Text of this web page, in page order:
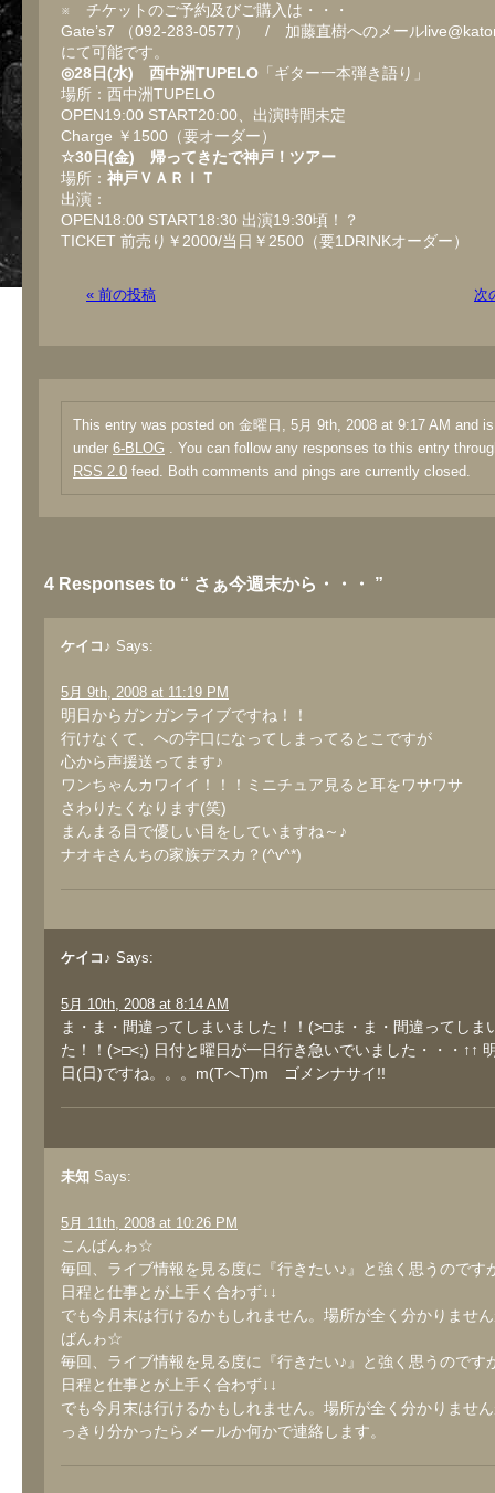
※ チケットのご予約及びご購入は・・・
Gate’s7 （092-283-0577） / 加藤直樹へのメール
にて可能です。
◎28日(水) 西中洲TUPELO 「ギター一本弾き語り」
場所：西中洲TUPELO
OPEN19:00 START20:00、出演時間未定
Charge ￥1500（要オーダー）
☆30日(金) 帰ってきたで神戸！ツアー
場所： 神戸ＶＡＲＩＴ
出演：
OPEN18:00 START18:30 出演19:30頃！？
TICKET 前売り￥2000/当日￥2500（要1DRINKオーダー）
« 前の投稿 次
This entry was posted on 金曜日, 5月 9th, 2008 at 9:17 AM and
under 6-BLOG . You can follow any responses to this entry
RSS 2.0 feed. Both comments and pings are currently closed.
4 Responses to “ さぁ今週末から・・・ ”
ケイコ♪ Says:
5月 9th, 2008 at 11:19 PM
明日からガンガンライブですね！！
行けなくて、ヘの字口になってしまってるとこですが
心から声援送ってます♪
ワンちゃんカワイイ！！！ミニチュア見ると耳をワサワサ
さわりたくなります(笑)
まんまる目で優しい目をしていますね～♪
ナオキさんちの家族デスカ？(^v^*)
ケイコ♪ Says:
5月 10th, 2008 at 8:14 AM
ま・ま・間違ってしまいました！！(>□ま・ま・間違ってしま
た！！(>□<;) 日付と曜日が一日行き急いでいました・・・↑↑
日(日)ですね。。。m(TへT)m ゴメンナサイ!!
未知 Says:
5月 11th, 2008 at 10:26 PM
こんばんゎ☆
毎回、ライブ情報を見る度に『行きたい♪』と強く思うので
日程と仕事とが上手く合わず↓↓
でも今月末は行けるかもしれません。場所が全く分かりませ
ばんゎ☆
毎回、ライブ情報を見る度に『行きたい♪』と強く思うので
日程と仕事とが上手く合わず↓↓
でも今月末は行けるかもしれません。場所が全く分かりませ
っきり分かったらメールか何かで連絡します。